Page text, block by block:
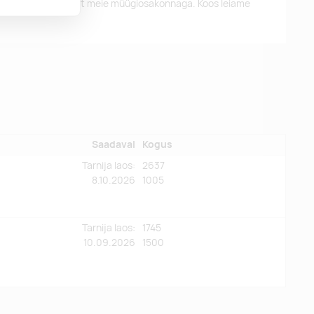
võtke ühendust meie müügiosakonnaga. Koos leiame
Saadaval Kogus
Tarnija laos:
8.10.2026
2637
1005
Tarnija laos:
10.09.2026
1745
1500